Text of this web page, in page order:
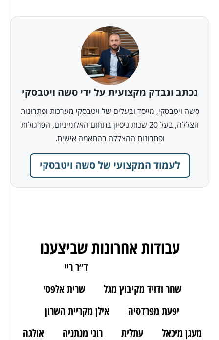
נכתב ונבדק מקצועית על ידי סשה ויטבסקי
סשה ויטבסקי, מייסד ובעלים של ויטבסקי מערכות ופתרונות
הצללה, בעל 20 שנות ניסיון בתחום האלומיניום, הפרגולות
ופתרונות ההצללה בהתאמה אישית.
לעמוד המקצועי של סשה ויטבסקי
עבודות אחרונות שביצענו
ד״ר ריי
שחר ודויד מקיבוץ מגל
שרית אלפסי
יפעת מפרדסיה
אילן מקריית השרון
מעגן מיכאל
עתלית רוני מנתניה
אולגה